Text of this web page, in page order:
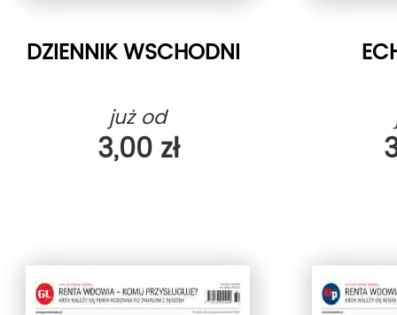
DZIENNIK WSCHODNI
już od
3,00 zł